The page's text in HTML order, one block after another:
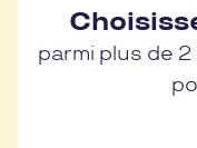
parmi plus de